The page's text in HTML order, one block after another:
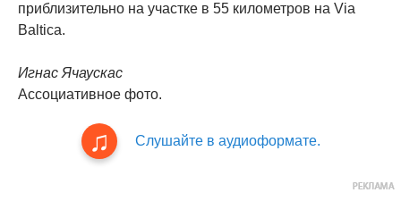
приблизительно на участке в 55 километров на Via
Baltica.
Игнас Ячаускас
Ассоциативное фото.
Слушайте в аудиоформате.